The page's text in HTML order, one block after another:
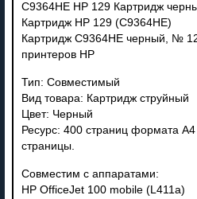
C9364HE HP 129 Картридж
Картридж HP 129 (C9364HE)
Картридж C9364HE черный, №
принтеров HP
Тип: Совместимый
Вид товара: Картридж струйный
Цвет: Черный
Ресурс: 400 страниц формата
страницы.
Совместим с аппаратами:
HP OfficeJet 100 mobile (L411a)